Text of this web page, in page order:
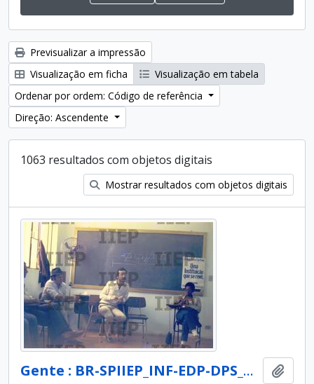
Previsualizar a impressão
Visualização em ficha
Visualização em tabela
Ordenar por ordem: Código de referência
Direção: Ascendente
1063 resultados com objetos digitais
Mostrar resultados com objetos digitais
Gente : BR-SPIIEP_INF-EDP-DPS_GEN-003-01 [diapositivo]